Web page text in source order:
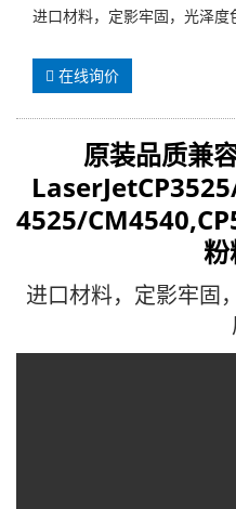
进口材料，定影牢固，光泽度
在线询价
原装品质兼
4525/
进口材料，定影牢固